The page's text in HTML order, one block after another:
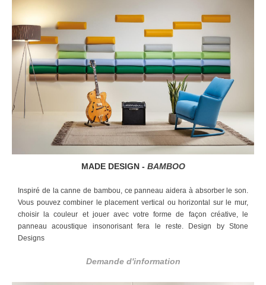
MADE DESIGN - BAMBOO
Inspiré de la canne de bambou, ce panneau aidera à absorber le son.
Vous pouvez combiner le placement vertical ou horizontal sur le mur,
choisir la couleur et jouer avec votre forme de façon créative, le
panneau acoustique insonorisant fera le reste. Design by Stone
Designs
Demande d'information